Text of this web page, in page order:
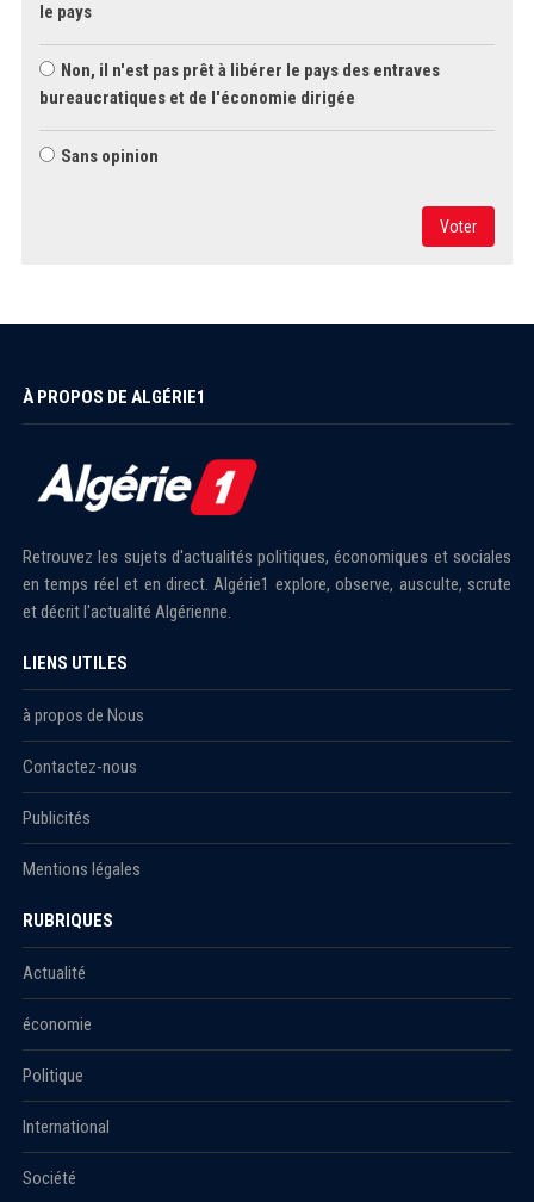
le pays
Non, il n'est pas prêt à libérer le pays des entraves
bureaucratiques et de l'économie dirigée
Sans opinion
Voter
À PROPOS DE ALGÉRIE1
Retrouvez les sujets d'actualités politiques, économiques et sociales
en temps réel et en direct. Algérie1 explore, observe, ausculte, scrute
et décrit l'actualité Algérienne.
LIENS UTILES
à propos de Nous
Contactez-nous
Publicités
Mentions légales
RUBRIQUES
Actualité
économie
Politique
International
Société